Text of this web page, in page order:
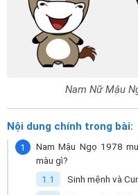
Nam Nữ Mậu
Nội dung chính trong bài:
Nam Mậu Ngọ 1978
màu gì?
Sinh mệnh và